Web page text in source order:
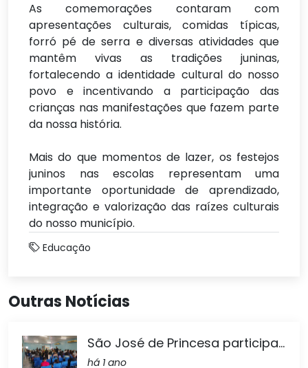
As comemorações contaram com
apresentações culturais, comidas típicas,
forró pé de serra e diversas atividades que
mantêm vivas as tradições juninas,
fortalecendo a identidade cultural do nosso
povo e incentivando a participação das
crianças nas manifestações que fazem parte
da nossa história.
Mais do que momentos de lazer, os festejos
juninos nas escolas representam uma
importante oportunidade de aprendizado,
integração e valorização das raízes culturais
do nosso município.
Educação
Outras Notícias
São José de Princesa participa...
há 1 ano